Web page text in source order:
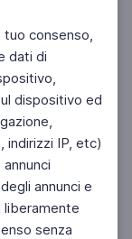
tuo consenso,
dati di
dispositivo ed
indirizzi IP, etc)
annunci e
liberamente
senza